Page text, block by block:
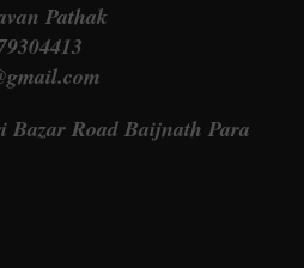
Pathak
Road Baijnath Para